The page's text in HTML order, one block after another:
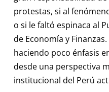
protestas, si al
o si le faltó espinaca al
de Economía y
haciendo poco énfasis
desde una perspectiva
institucional del Perú